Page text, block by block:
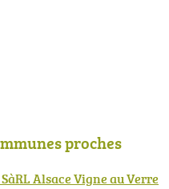
proches
Alsace Vigne au Verre